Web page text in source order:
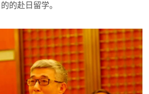
的赴日留学。